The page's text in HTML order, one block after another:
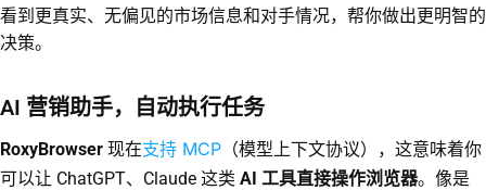
看到更真实、无偏见的市场信息和对手情况，帮你做出更明智的
决策。
AI 营销助手，自动执行任务
RoxyBrowser 现在支持 MCP（模型上下文协议），这意味着你
可以让 ChatGPT、Claude 这类 AI 工具直接操作浏览器。像是